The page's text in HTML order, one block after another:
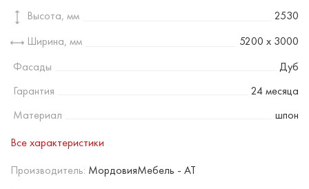
Высота, мм
2530
Ширина, мм
5200 х 3000
Фасады
Дуб
Гарантия
24 месяца
Материал
шпон
Все характеристики
Производитель: МордовияМебель - AT